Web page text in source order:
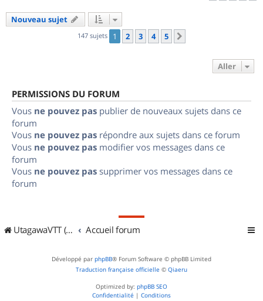
Nouveau sujet
147 sujets 1 2 3 4 5
Aller
PERMISSIONS DU FORUM
Vous ne pouvez pas publier de nouveaux sujets dans ce
forum
Vous ne pouvez pas répondre aux sujets dans ce forum
Vous ne pouvez pas modifier vos messages dans ce
forum
Vous ne pouvez pas supprimer vos messages dans ce
forum
UtagawaVTT (Randos VTT et VTTAE avec traces GPS) Accueil forum
Développé par phpBB® Forum Software © phpBB Limited
Traduction française officielle © Qiaeru
Optimized by: phpBB SEO
Confidentialité | Conditions